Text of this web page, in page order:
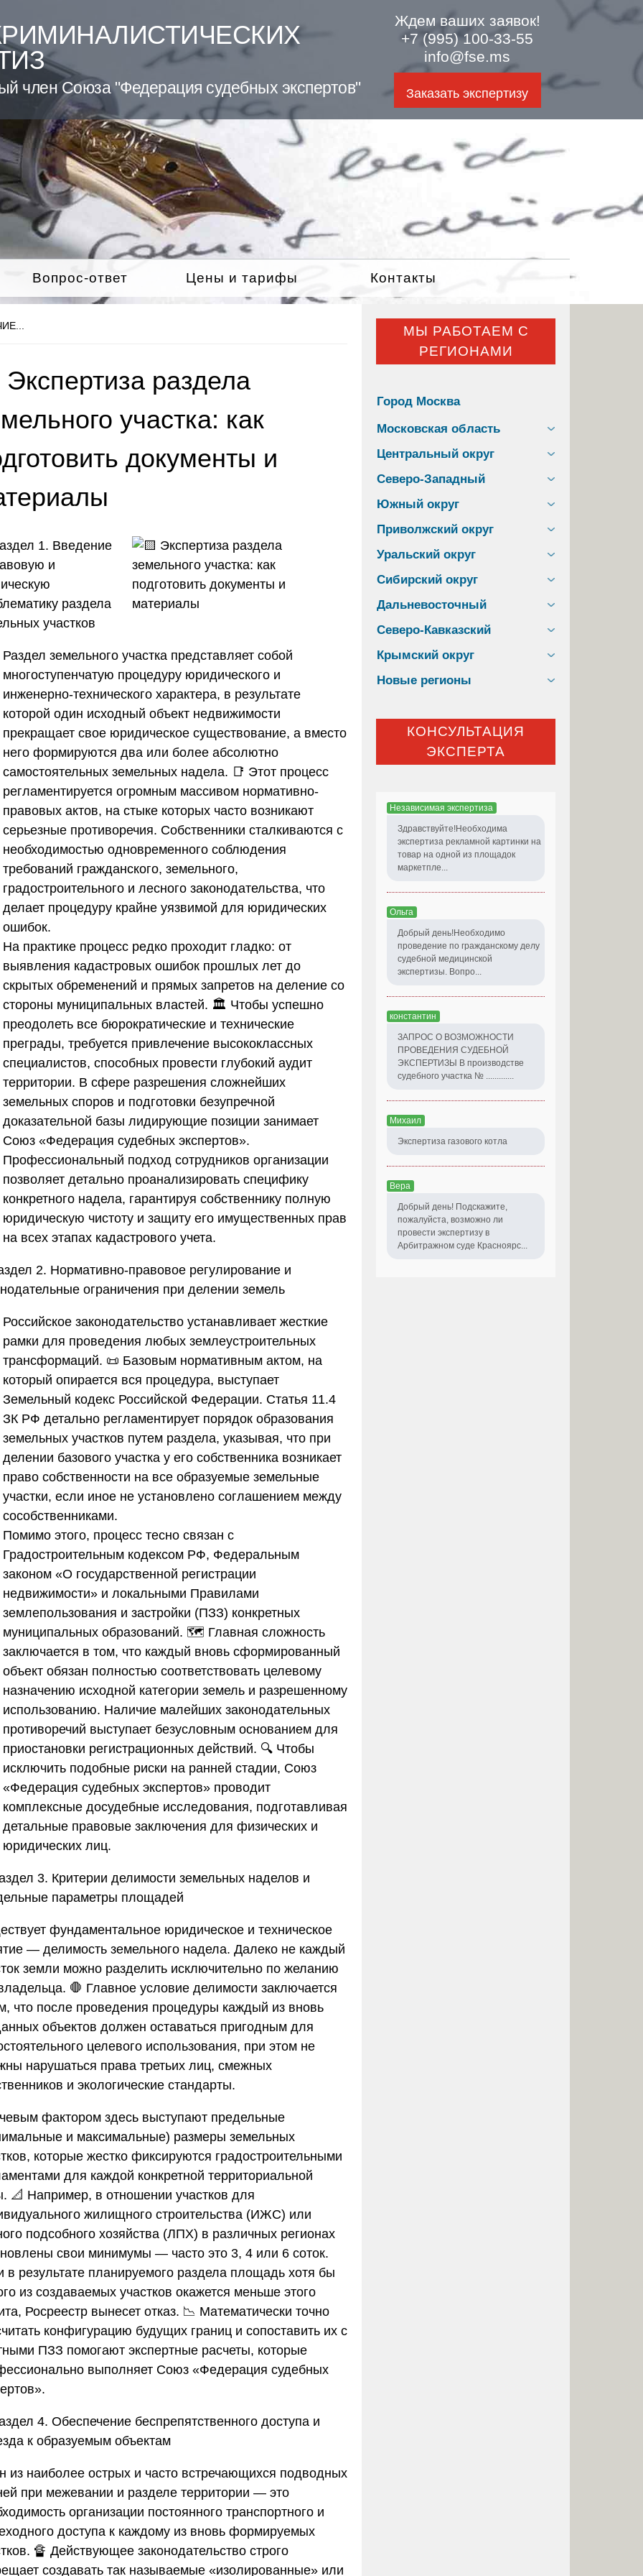
член Союза "Федерация судебных экспертов"
Ждем ваших заявок!
+7 (995) 100-33-55
info@fse.ms
Заказать экспертизу
Вопрос-ответ Цены и тарифы Контакты
Экспертиза раздела
участка: как
документы и
1. Введение
и
раздела
участков
Раздел земельного участка представляет собой
многоступенчатую процедуру юридического и
инженерно-технического характера, в результате
которой один исходный объект недвижимости
прекращает свое юридическое существование, а вместо
него формируются два или более абсолютно
самостоятельных земельных надела. 📑 Этот процесс
регламентируется огромным массивом нормативно-
правовых актов, на стыке которых часто возникают
серьезные противоречия. Собственники сталкиваются с
необходимостью одновременного соблюдения
требований гражданского, земельного,
градостроительного и лесного законодательства, что
делает процедуру крайне уязвимой для юридических
ошибок.
На практике процесс редко проходит гладко: от
выявления кадастровых ошибок прошлых лет до
скрытых обременений и прямых запретов на деление со
стороны муниципальных властей. 🏛️ Чтобы успешно
преодолеть все бюрократические и технические
преграды, требуется привлечение высококлассных
специалистов, способных провести глубокий аудит
территории. В сфере разрешения сложнейших
земельных споров и подготовки безупречной
доказательной базы лидирующие позиции занимает
Союз «Федерация судебных экспертов».
Профессиональный подход сотрудников организации
позволяет детально проанализировать специфику
конкретного надела, гарантируя собственнику полную
юридическую чистоту и защиту его имущественных прав
на всех этапах кадастрового учета.
2. Нормативно-правовое регулирование и
ограничения при делении земель
Российское законодательство устанавливает жесткие
рамки для проведения любых землеустроительных
трансформаций. 📜 Базовым нормативным актом, на
который опирается вся процедура, выступает
Земельный кодекс Российской Федерации. Статья 11.4
ЗК РФ детально регламентирует порядок образования
земельных участков путем раздела, указывая, что при
делении базового участка у его собственника возникает
право собственности на все образуемые земельные
участки, если иное не установлено соглашением между
сособственниками.
Помимо этого, процесс тесно связан с
Градостроительным кодексом РФ, Федеральным
законом «О государственной регистрации
недвижимости» и локальными Правилами
землепользования и застройки (ПЗЗ) конкретных
муниципальных образований. 🗺️ Главная сложность
заключается в том, что каждый вновь сформированный
объект обязан полностью соответствовать целевому
назначению исходной категории земель и разрешенному
использованию. Наличие малейших законодательных
противоречий выступает безусловным основанием для
приостановки регистрационных действий. 🔍 Чтобы
исключить подобные риски на ранней стадии, Союз
«Федерация судебных экспертов» проводит
комплексные досудебные исследования, подготавливая
детальные правовые заключения для физических и
юридических лиц.
3. Критерии делимости земельных наделов и
параметры площадей
фундаментальное юридическое и техническое
— делимость земельного надела. Далеко не каждый
земли можно разделить исключительно по желанию
🛑 Главное условие делимости заключается
что после проведения процедуры каждый из вновь
объектов должен оставаться пригодным для
целевого использования, при этом не
нарушаться права третьих лиц, смежных
и экологические стандарты.
фактором здесь выступают предельные
и максимальные) размеры земельных
которые жестко фиксируются градостроительными
для каждой конкретной территориальной
📐 Например, в отношении участков для
жилищного строительства (ИЖС) или
подсобного хозяйства (ЛПХ) в различных регионах
свои минимумы — часто это 3, 4 или 6 соток.
в результате планируемого раздела площадь хотя бы
из создаваемых участков окажется меньше этого
Росреестр вынесет отказ. 📉 Математически точно
конфигурацию будущих границ и сопоставить их с
ПЗЗ помогают экспертные расчеты, которые
выполняет Союз «Федерация судебных
.
4. Обеспечение беспрепятственного доступа и
к образуемым объектам
из наиболее острых и часто встречающихся подводных
при межевании и разделе территории — это
организации постоянного транспортного и
доступа к каждому из вновь формируемых
🔏 Действующее законодательство строго
создавать так называемые «изолированные» или
МЫ РАБОТАЕМ С
РЕГИОНАМИ
Город Москва
Московская область
Центральный округ
Северо-Западный
Южный округ
Приволжский округ
Уральский округ
Сибирский округ
Дальневосточный
Северо-Кавказский
Крымский округ
Новые регионы
КОНСУЛЬТАЦИЯ
ЭКСПЕРТА
Независимая экспертиза
Здравствуйте!Необходима
экспертиза рекламной картинки на
товар на одной из площадок
маркетпле...
Ольга
Добрый день!Необходимо
проведение по гражданскому делу
судебной медицинской
экспертизы. Вопро...
константин
ЗАПРОС О ВОЗМОЖНОСТИ
ПРОВЕДЕНИЯ СУДЕБНОЙ
ЭКСПЕРТИЗЫ В производстве
судебного участка № .............
Михаил
Экспертиза газового котла
Вера
Добрый день! Подскажите,
пожалуйста, возможно ли
провести экспертизу в
Арбитражном суде Красноярс...